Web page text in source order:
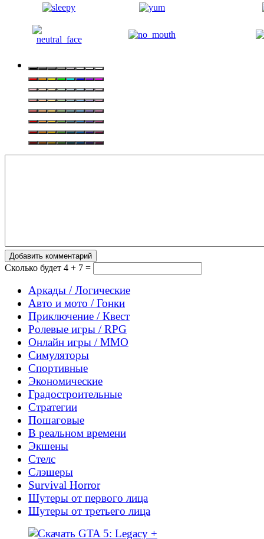
Добавить комментарий
Сколько будет 4 + 7 =
Аркады / Логические
Авто и мото / Гонки
Приключение / Квест
Ролевые игры / RPG
Онлайн игры / MMO
Симуляторы
Спортивные
Экономические
Градостроительные
Стратегии
Пошаговые
В реальном времени
Экшены
Cтелс
Слэшеры
Survival Horror
Шутеры от первого лица
Шутеры от третьего лица